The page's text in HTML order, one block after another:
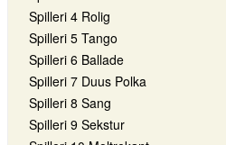
Spilleri 4 Rolig
Spilleri 5 Tango
Spilleri 6 Ballade
Spilleri 7 Duus Polka
Spilleri 8 Sang
Spilleri 9 Sekstur